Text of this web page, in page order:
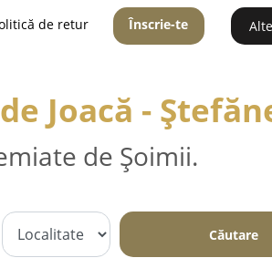
de retur Înscrie-te
Joacă -
de Șoimii.
Căutare